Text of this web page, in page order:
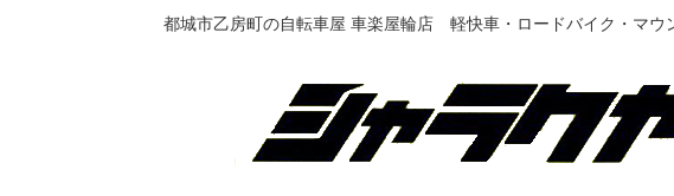
都城市乙房町の自転車屋 車楽屋輪店 軽快車・ロードバイク・マウ